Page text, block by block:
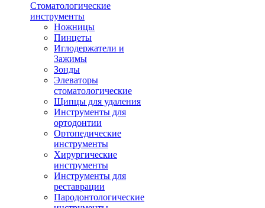
Стоматологические
инструменты
Ножницы
Пинцеты
Иглодержатели и
Зажимы
Зонды
Элеваторы
стоматологические
Щипцы для удаления
Инструменты для
ортодонтии
Ортопедические
инструменты
Хирургические
инструменты
Инструменты для
реставрации
Пародонтологические